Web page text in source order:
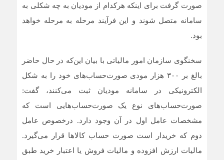
صورت گرفت برای اینکه هرکدام از مودیان به چه شکلی به
سامانه متصل شوند و این فرآیند مرحله به مرحله خواهد
بود.
سخنگوی سازمان امور مالیاتی با بیان این‌که در حال حاضر
بالغ بر ۳۰۰ هزار مودی صورت‌حساب‌های خود را به شکل
الکترونیکی در سامانه مودیان ثبت می‌کنند، گفت:
صورت‌حساب‌های نوع یک صورت‌حساب‌هایی است که
مشخصات عامل اول در آن وجود دارد. درخصوص عامل
دوم که خریدار است صورت حساب کالاها قرار می‌گیرد.
مالیات ارزش افزوده و مالیات فروش یا اعتبار خرید طبق